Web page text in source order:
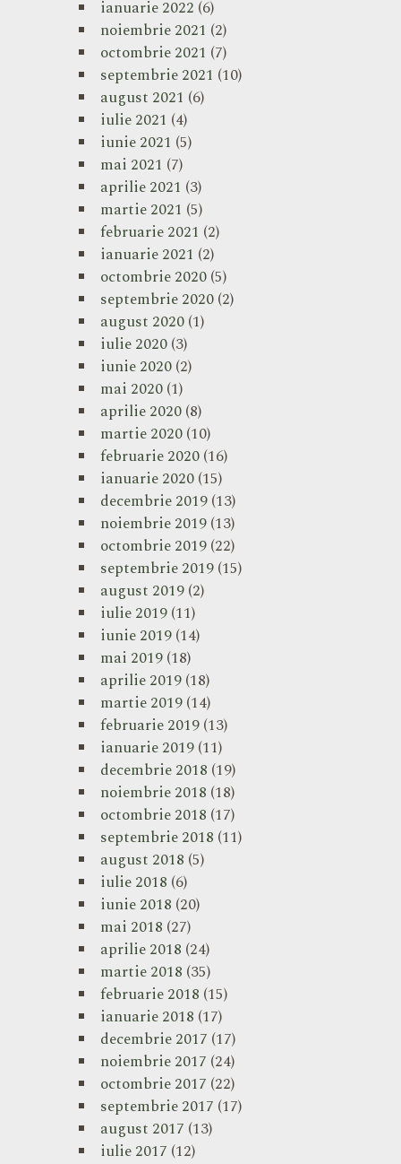
ianuarie 2022 (6)
noiembrie 2021 (2)
octombrie 2021 (7)
septembrie 2021 (10)
august 2021 (6)
iulie 2021 (4)
iunie 2021 (5)
mai 2021 (7)
aprilie 2021 (3)
martie 2021 (5)
februarie 2021 (2)
ianuarie 2021 (2)
octombrie 2020(5)
septembrie 2020(2)
august 2020(1)
iulie 2020(3)
iunie 2020(2)
mai 2020(1)
aprilie 2020(8)
martie 2020(10)
februarie 2020(16)
ianuarie 2020(15)
decembrie 2019(13)
noiembrie 2019(13)
octombrie 2019(22)
septembrie 2019(15)
august 2019(2)
iulie 2019(11)
iunie 2019(14)
mai 2019(18)
aprilie 2019(18)
martie 2019(14)
februarie 2019(13)
ianuarie 2019(11)
decembrie 2018 (19)
noiembrie 2018 (18)
octombrie 2018 (17)
septembrie 2018 (11)
august 2018 (5)
iulie 2018 (6)
iunie 2018 (20)
mai 2018 (27)
aprilie 2018 (24)
martie 2018 (35)
februarie 2018 (15)
ianuarie 2018 (17)
decembrie 2017 (17)
noiembrie 2017 (24)
octombrie 2017 (22)
septembrie 2017 (17)
august 2017 (13)
iulie 2017 (12)